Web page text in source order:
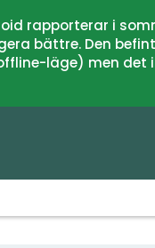
rapporterar i
bättre. Den
läge) men det